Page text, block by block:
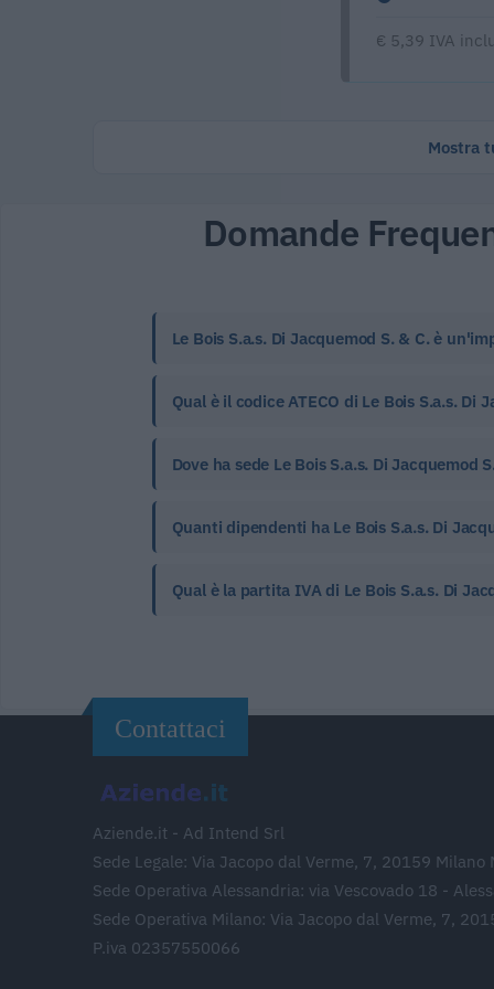
€ 5,39 IVA
Mostra
Domande
Le Bois S.a.s. Di Jacquemod S. & C. è
Qual è il codice ATECO di Le Bois S.a.s. Di
Dove ha sede Le Bois S.a.s. Di Jacquemod
Quanti dipendenti ha Le Bois S.a.s. Di
Qual è la partita IVA di Le Bois S.a.s. Di
Contattaci
Aziende.it - Ad Intend Srl
Sede Legale: Via Jacopo dal Verme, 7, 20159 Milano
Sede Operativa Alessandria: via Vescovado 18 -
Sede Operativa Milano: Via Jacopo dal Verme, 7,
P.iva 02357550066